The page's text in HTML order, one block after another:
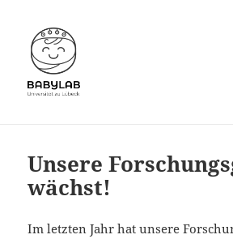
Unsere
wächst!
Im letzten Jahr hat unsere